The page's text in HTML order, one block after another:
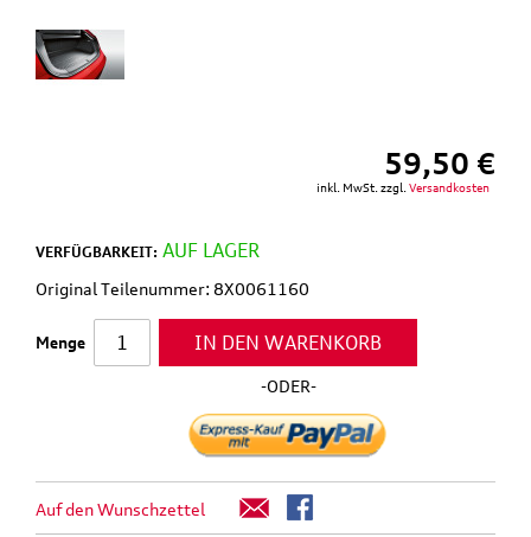
59,50 €
inkl. MwSt. zzgl. Versandkosten
VERFÜGBARKEIT: AUF LAGER
Original Teilenummer: 8X0061160
Menge IN DEN WARENKORB
-ODER-
Auf den Wunschzettel